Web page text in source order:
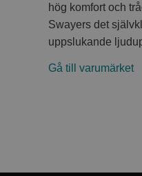
hög komfort och
Swayers det
uppslukande
Gå till varumärket